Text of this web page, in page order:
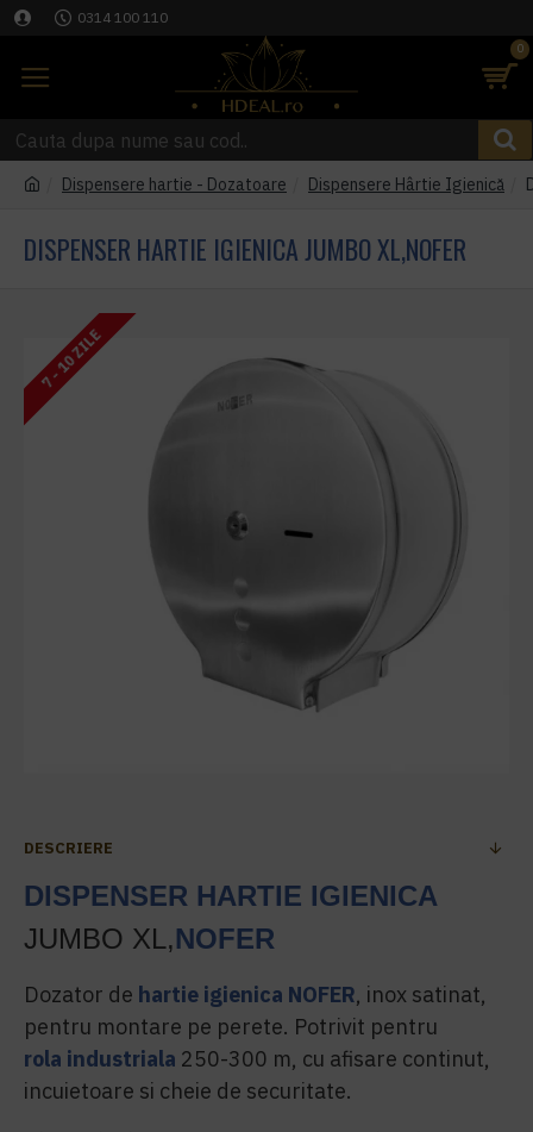
0314 100 110
0
Dispensere hartie - Dozatoare Dispensere Hârtie Igienică
DISPENSER HARTIE IGIENICA JUMBO XL,NOFER
7 - 10 ZILE
DESCRIERE
DISPENSER HARTIE IGIENICA
JUMBO XL,NOFER
Dozator de hartie igienica NOFER, inox satinat,
pentru montare pe perete. Potrivit pentru
rola industriala 250-300 m, cu afisare continut,
incuietoare si cheie de securitate.